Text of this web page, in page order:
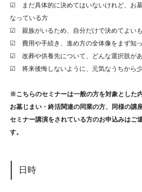
☑ まだ具体的に決めてはいないけれど、お
なっている方
☑ 親族がいるため、自分だけで決めてよい
☑ 費用や手続き、進め方の全体像をまず知
☑ 改葬や供養先について、どんな選択肢が
☑ 将来後悔しないように、元気なうちから
※こちらのセミナーは一般の方を対象とした内
お墓じまい・終活関連の同業の方、同様の講
セミナー講演をされている方のお申込みはご
す。
日時